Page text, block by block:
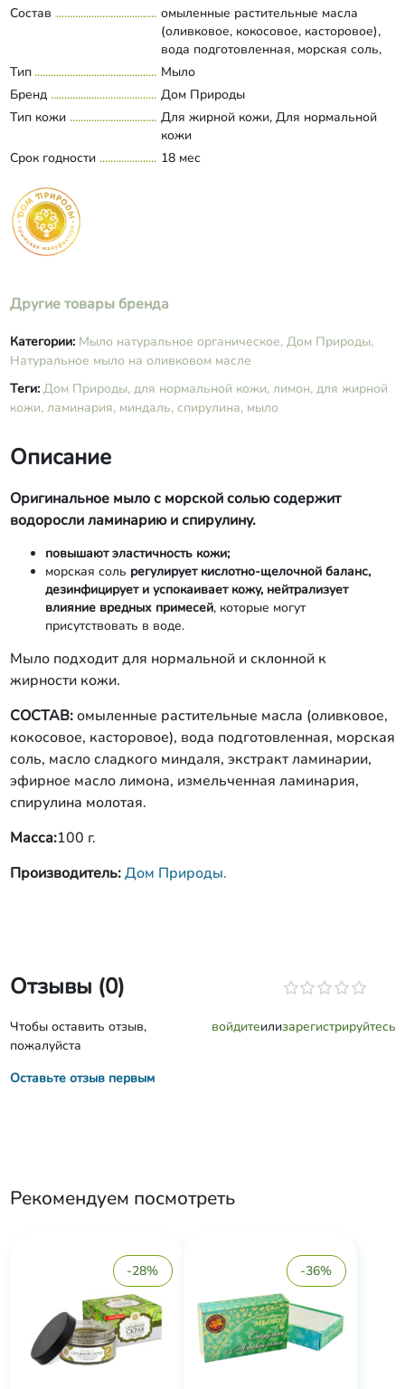
Состав
омыленные растительные масла
(оливковое, кокосовое, касторовое),
вода подготовленная, морская соль,
масло сладкого миндаля, экстракт
ламинарии, эфирное масло лимона,
измельченная ламинария, спирулина
молотая.
Развернуть состав
Тип
Мыло
Бренд
Дом Природы
Тип кожи
Для жирной кожи, Для нормальной
кожи
Срок годности
18 мес
Другие товары бренда
Категории: Мыло натуральное органическое, Дом Природы,
Натуральное мыло на оливковом масле
Теги: Дом Природы, для нормальной кожи, лимон, для жирной
кожи, ламинария, миндаль, спирулина, мыло
Описание
Оригинальное мыло с морской солью содержит
водоросли ламинарию и спирулину.
повышают эластичность кожи;
морская соль регулирует кислотно-щелочной баланс,
дезинфицирует и успокаивает кожу, нейтрализует
влияние вредных примесей, которые могут
присутствовать в воде.
Мыло подходит для нормальной и склонной к
жирности кожи.
СОСТАВ:омыленные растительные масла (оливковое,
кокосовое, касторовое), вода подготовленная, морская
соль, масло сладкого миндаля, экстракт ламинарии,
эфирное масло лимона, измельченная ламинария,
спирулина молотая.
Масса:100 г.
Производитель:Дом Природы.
Отзывы (0)
Чтобы оставить отзыв,
пожалуйста
войдитеилизарегистрируйтесь
Оставьте отзыв первым
Рекомендуем посмотреть
-28% -36%